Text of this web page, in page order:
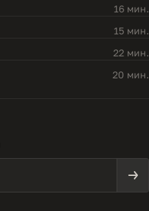
16 мин.
15 мин.
22 мин.
20 мин.